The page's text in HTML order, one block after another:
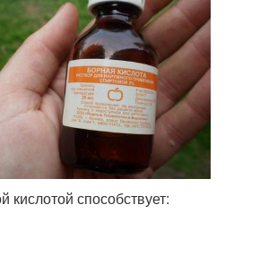
кислотой способствует: